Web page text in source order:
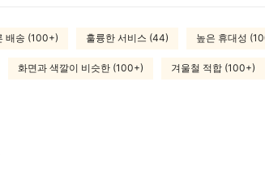
배송 (100+) 훌륭한 서비스 (44) 높은 휴대성
화면과 색깔이 비슷한 (100+) 겨울철 적합 (100+)